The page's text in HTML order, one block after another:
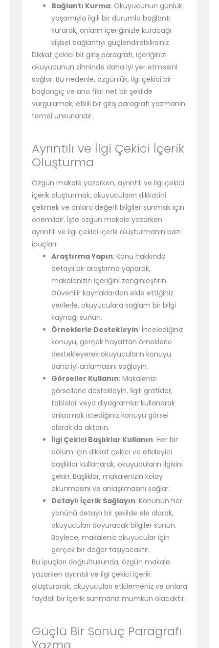
Bağlantı Kurma: Okuyucunun günlük
yaşamıyla ilgili bir durumla bağlantı
kurarak, onların içeriğinizle kuracağı
kişisel bağlantıyı güçlendirebilirsiniz.
Dikkat çekici bir giriş paragrafı, içeriğinizi
okuyucunun zihninde daha iyi yer etmesini
sağlar. Bu nedenle, özgünlük, ilgi çekici bir
başlangıç ve ana fikri net bir şekilde
vurgulamak, etkili bir giriş paragrafı yazmanın
temel unsurlarıdır.
Ayrıntılı ve İlgi Çekici İçerik
Oluşturma
Özgün makale yazarken, ayrıntılı ve ilgi çekici
içerik oluşturmak, okuyucuların dikkatini
çekmek ve onlara değerli bilgiler sunmak için
önemlidir. İşte özgün makale yazarken
ayrıntılı ve ilgi çekici içerik oluşturmanın bazı
ipuçları:
Araştırma Yapın: Konu hakkında
detaylı bir araştırma yaparak,
makalenizin içeriğini zenginleştirin.
Güvenilir kaynaklardan elde ettiğiniz
verilerle, okuyuculara sağlam bir bilgi
kaynağı sunun.
Örneklerle Destekleyin: İncelediğiniz
konuyu, gerçek hayattan örneklerle
destekleyerek okuyucuların konuyu
daha iyi anlamasını sağlayın.
Görseller Kullanın: Makalenizi
görsellerle destekleyin. İlgili grafikler,
tablolar veya diyagramlar kullanarak
anlatmak istediğiniz konuyu görsel
olarak da aktarın.
İlgi Çekici Başlıklar Kullanın: Her bir
bölüm için dikkat çekici ve etkileyici
başlıklar kullanarak, okuyucuların ilgisini
çekin. Başlıklar, makalenizin kolay
okunmasını ve anlaşılmasını sağlar.
Detaylı İçerik Sağlayın: Konunun her
yönünü detaylı bir şekilde ele alarak,
okuyucuları doyuracak bilgiler sunun.
Böylece, makaleniz okuyucular için
gerçek bir değer taşıyacaktır.
Bu ipuçları doğrultusunda, özgün makale
yazarken ayrıntılı ve ilgi çekici içerik
oluşturarak, okuyucuları etkilemeniz ve onlara
faydalı bir içerik sunmanız mümkün olacaktır.
Güçlü Bir Sonuç Paragrafı